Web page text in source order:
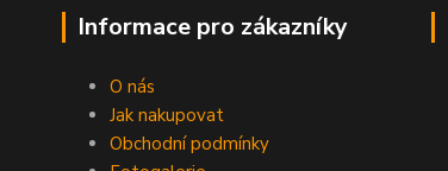
Informace pro zákazníky
O nás
Jak nakupovat
Obchodní podmínky